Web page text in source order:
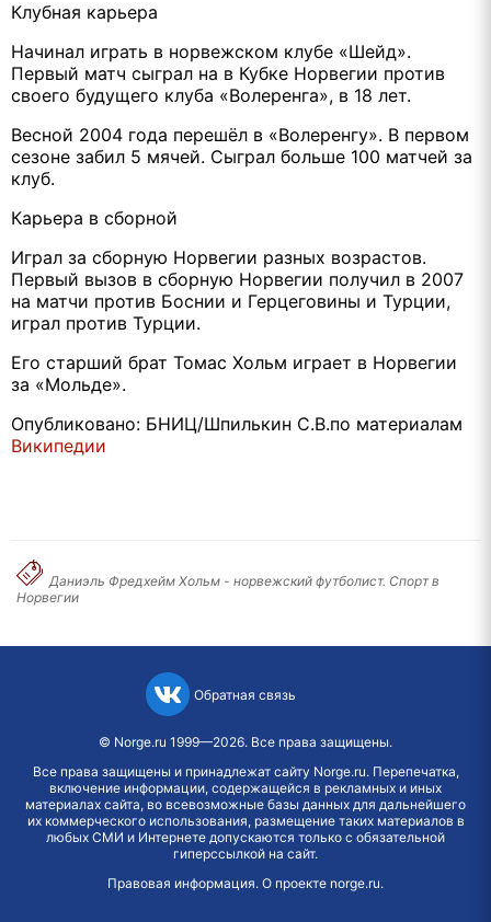
Клубная карьера
Начинал играть в норвежском клубе «Шейд».
Первый матч сыграл на в Кубке Норвегии против
своего будущего клуба «Волеренга», в 18 лет.
Весной 2004 года перешёл в «Волеренгу». В первом
сезоне забил 5 мячей. Сыграл больше 100 матчей за
клуб.
Карьера в сборной
Играл за сборную Норвегии разных возрастов.
Первый вызов в сборную Норвегии получил в 2007
на матчи против Боснии и Герцеговины и Турции,
играл против Турции.
Его старший брат Томас Хольм играет в Норвегии
за «Мольде».
Опубликовано: БНИЦ/Шпилькин С.В.по материалам
Википедии
Даниэль Фредхейм Хольм - норвежский футболист. Спорт в
Норвегии
Обратная связь
© Norge.ru 1999—2026. Все права защищены.
Все права защищены и принадлежат сайту Norge.ru. Перепечатка,
включение информации, содержащейся в рекламных и иных
материалах сайта, во всевозможные базы данных для дальнейшего
их коммерческого использования, размещение таких материалов в
любых СМИ и Интернете допускаются только с обязательной
гиперссылкой на сайт.
Правовая информация. О проекте norge.ru.